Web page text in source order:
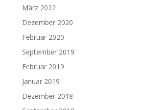
März 2022
Dezember 2020
Februar 2020
September 2019
Februar 2019
Januar 2019
Dezember 2018